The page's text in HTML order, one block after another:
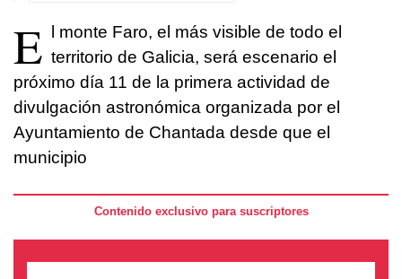
E l monte Faro, el más visible de todo el
territorio de Galicia, será escenario el
próximo día 11 de la primera actividad de
divulgación astronómica organizada por el
Ayuntamiento de Chantada desde que el
municipio
Contenido exclusivo para suscriptores